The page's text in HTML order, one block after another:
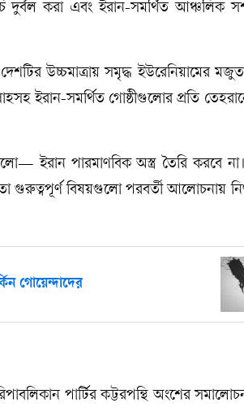
দুর্বল করা এবং ইরান-সমর্থিত আঞ্চলিক
উচ্চমাত্রায় সমৃদ্ধ ইউরেনিয়ামের
ইরান-সমর্থিত গোষ্ঠীগুলোর প্রতি
পারমাণবিক অস্ত্র তৈরি করবে না।
বিষয়গুলো পরবর্তী আলোচনায়
গোয়েন্দাদের
পার্টির কট্টরপন্থি অংশের